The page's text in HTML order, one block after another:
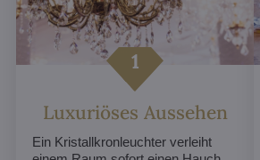
Luxuriöses Aussehen
Ein Kristallkronleuchter verleiht